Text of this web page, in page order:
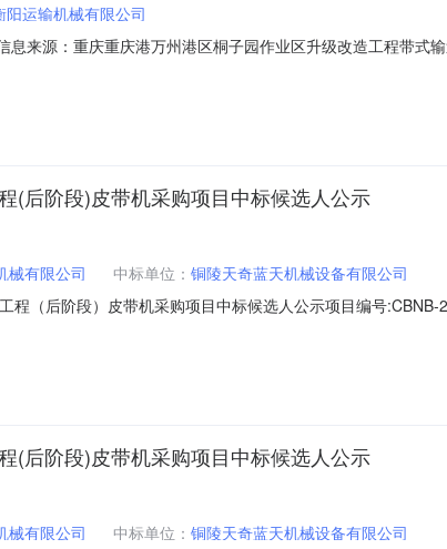
阳运输机械有限公司
来源：重庆重庆港万州港区桐子园作业区升级改造工程带式
质量标准和验收规范要求。;保证金金额:0.00元,投标文件递交
(后阶段)皮带机采购项目中标候选人公示
械有限公司 中标单位： 铜陵天奇蓝天机械设备有限公司
程（后阶段）皮带机采购项目中标候选人公示项目编号
例》规定，予以公示，公示期限自2023年2月17日开始三个工
(后阶段)皮带机采购项目中标候选人公示
械有限公司 中标单位： 铜陵天奇蓝天机械设备有限公司